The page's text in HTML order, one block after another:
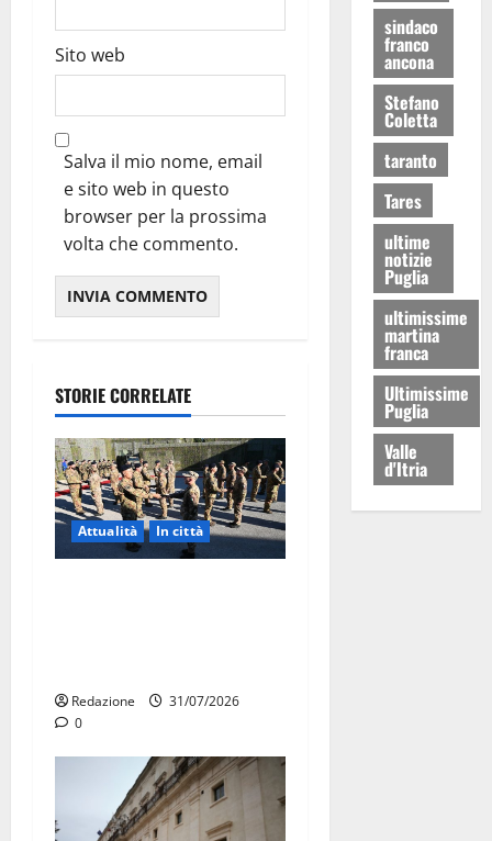
Sito web
Salva il mio nome, email
e sito web in questo
browser per la prossima
volta che commento.
STORIE CORRELATE
Attualità In città
Redazione
31/07/2026
0
sindaco
franco
ancona
Stefano
Coletta
taranto
Tares
ultime
notizie
Puglia
ultimissime
martina
franca
Ultimissime
Puglia
Valle
d'Itria